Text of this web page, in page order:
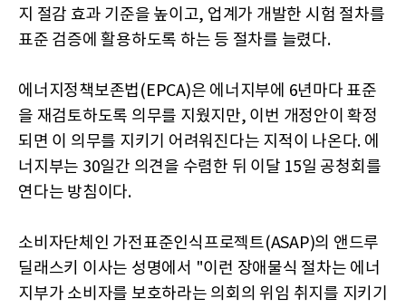
지 절감 효과 기준을 높이고, 업계가 개발한 시험 절차를
표준 검증에 활용하도록 하는 등 절차를 늘렸다.
에너지정책보존법(EPCA)은 에너지부에 6년마다 표준
을 재검토하도록 의무를 지웠지만, 이번 개정안이 확정
되면 이 의무를 지키기 어려워진다는 지적이 나온다. 에
너지부는 30일간 의견을 수렴한 뒤 이달 15일 공청회를
연다는 방침이다.
소비자단체인 가전표준인식프로젝트(ASAP)의 앤드루
딜래스키 이사는 성명에서 "이런 장애물식 절차는 에너
지부가 소비자를 보호하라는 의회의 위임 취지를 지키기